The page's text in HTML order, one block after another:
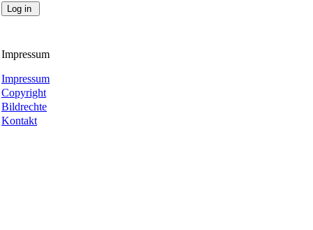
Impressum
Impressum
Copyright
Bildrechte
Kontakt